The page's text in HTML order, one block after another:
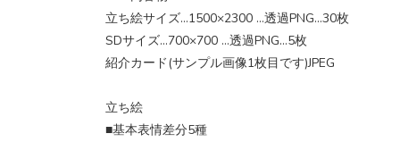
立ち絵サイズ…1500×2300 …透過PNG…30枚
SDサイズ…700×700 …透過PNG…5枚
紹介カード(サンプル画像1枚目です)JPEG
立ち絵
■基本表情差分5種